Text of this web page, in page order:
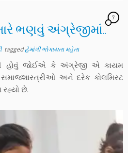
ભણવું અંગ્રેજીમાં..
7
taggedહેમાંગી ભોગાયતા મહેતા
હોવું જોઈએ કે અંગ્રેજી એ કાયમ
સમાજશાસ્ત્રીઓ અને દરેક કોલમિસ્ટ
રહ્યો છે.